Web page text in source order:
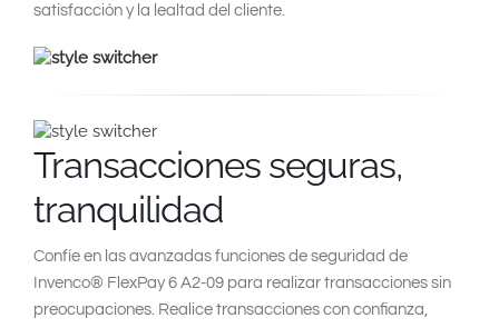
satisfacción y la lealtad del cliente.
Transacciones seguras,
tranquilidad
Confíe en las avanzadas funciones de seguridad de
Invenco® FlexPay 6 A2-09 para realizar transacciones sin
preocupaciones. Realice transacciones con confianza,